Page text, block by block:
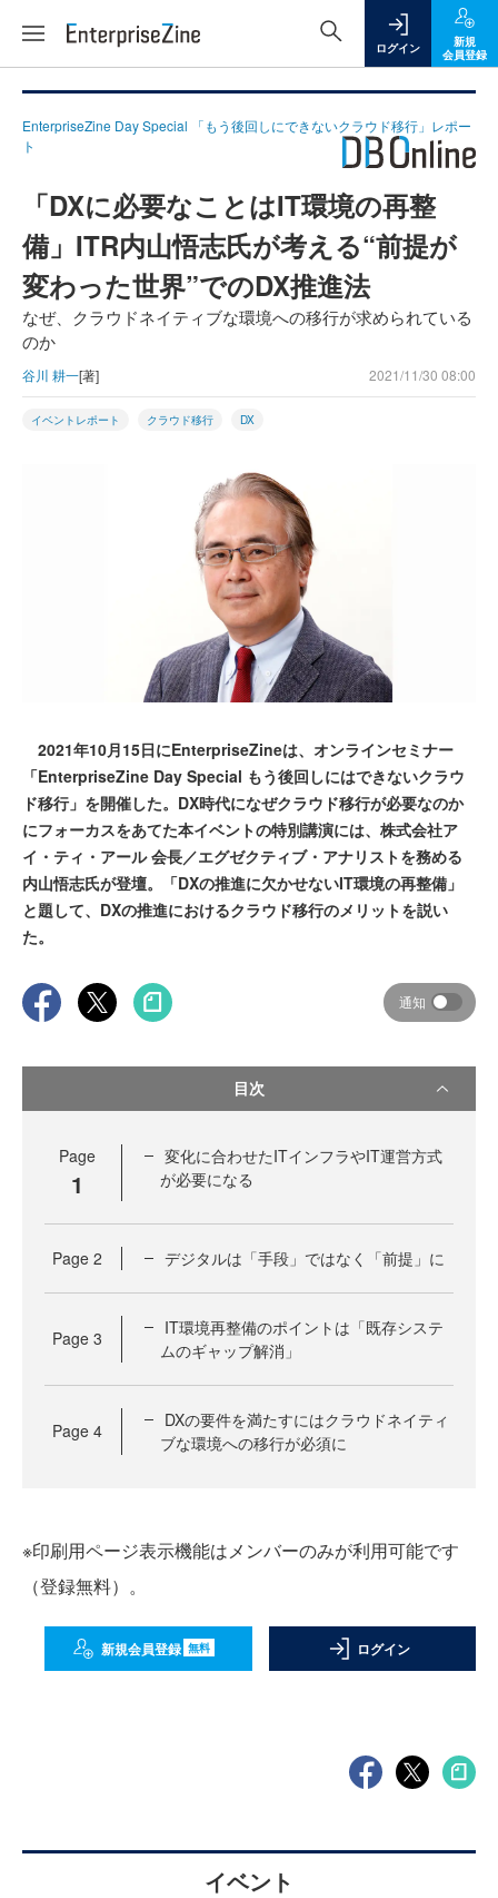
ログイン
新規
会員登録
EnterpriseZine Day Special 「もう後回しにできないクラウド移行」レポー
ト
「DXに必要なことはIT環境の再整
備」ITR内山悟志氏が考える“前提が
変わった世界”でのDX推進法
なぜ、クラウドネイティブな環境への移行が求められている
のか
谷川 耕一[著] 2021/11/30 08:00
イベントレポート クラウド移行 DX
2021年10月15日にEnterpriseZineは、オンラインセミナー
「EnterpriseZine Day Special もう後回しにはできないクラウ
ド移行」を開催した。DX時代になぜクラウド移行が必要なのか
にフォーカスをあてた本イベントの特別講演には、株式会社ア
イ・ティ・アール 会長／エグゼクティブ・アナリストを務める
内山悟志氏が登壇。「DXの推進に欠かせないIT環境の再整備」
と題して、DXの推進におけるクラウド移行のメリットを説い
た。
通知
目次
Page
1
変化に合わせたITインフラやIT運営方式
が必要になる
Page 2 デジタルは「手段」ではなく「前提」に
Page 3
IT環境再整備のポイントは「既存システ
ムのギャップ解消」
Page 4
DXの要件を満たすにはクラウドネイティ
ブな環境への移行が必須に
※印刷用ページ表示機能はメンバーのみが利用可能です
（登録無料）。
新規会員登録 無料 ログイン
イベント